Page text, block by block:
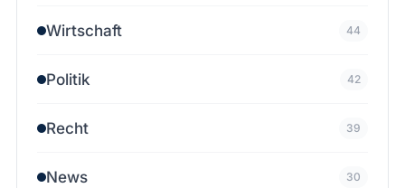
Wirtschaft 44
Politik 42
Recht 39
News 30